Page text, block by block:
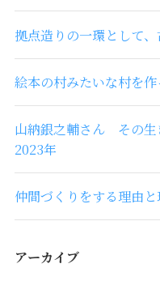
拠点造りの一環として、
絵本の村みたいな村を作
山納銀之輔さん その生
2023年
仲間づくりをする理由
アーカイブ